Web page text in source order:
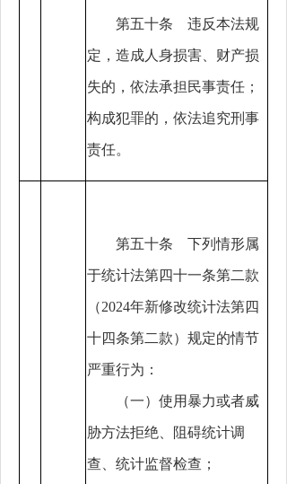
第五十条 违反本法规
定，造成人身损害、财产损
失的，依法承担民事责任；
构成犯罪的，依法追究刑事
责任。
第五十条 下列情形属
于统计法第四十一条第二款
（2024年新修改统计法第四
十四条第二款）规定的情节
严重行为：
（一）使用暴力或者威
胁方法拒绝、阻碍统计调
查、统计监督检查；